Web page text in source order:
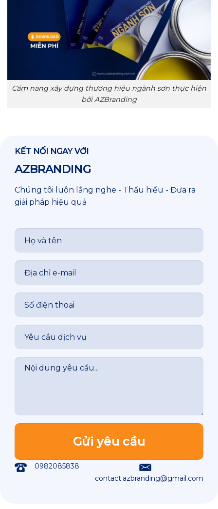
Cẩm nang xây dựng thương hiệu ngành sơn thực hiện
bởi AZBranding
KẾT NỐI NGAY VỚI
AZBRANDING
Chúng tôi luôn lắng nghe - Thấu hiểu - Đưa ra
giải pháp hiệu quả
0982085838
contact.azbranding@gmail.com